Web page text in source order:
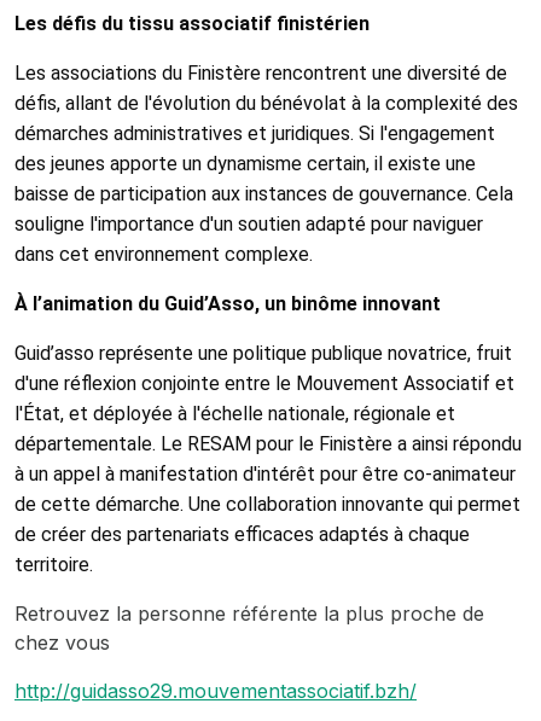
Les défis du tissu associatif finistérien
Les associations du Finistère rencontrent une diversité de
défis, allant de l'évolution du bénévolat à la complexité des
démarches administratives et juridiques. Si l'engagement
des jeunes apporte un dynamisme certain, il existe une
baisse de participation aux instances de gouvernance. Cela
souligne l'importance d'un soutien adapté pour naviguer
dans cet environnement complexe.
À l’animation du Guid’Asso, un binôme innovant
Guid’asso représente une politique publique novatrice, fruit
d'une réflexion conjointe entre le Mouvement Associatif et
l'État, et déployée à l'échelle nationale, régionale et
départementale. Le RESAM pour le Finistère a ainsi répondu
à un appel à manifestation d'intérêt pour être co-animateur
de cette démarche. Une collaboration innovante qui permet
de créer des partenariats efficaces adaptés à chaque
territoire.
Retrouvez la personne référente la plus proche de
chez vous
http://guidasso29.mouvementassociatif.bzh/